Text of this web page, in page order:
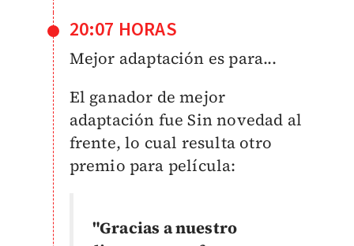
20:07 HORAS
Mejor adaptación es para...
El ganador de mejor
adaptación fue Sin novedad al
frente, lo cual resulta otro
premio para película:
"Gracias a nuestro